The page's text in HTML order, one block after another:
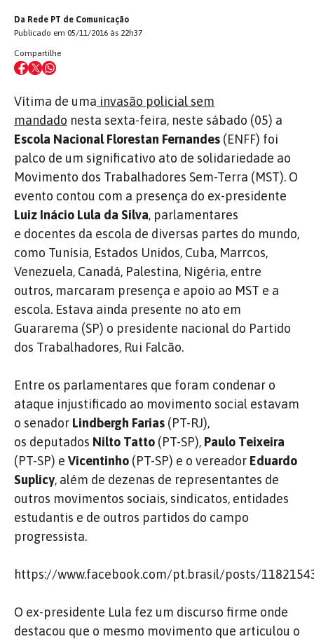
Da Rede PT de Comunicação
Publicado em 05/11/2016 às 22h37
Compartilhe
Vítima de uma invasão policial sem
mandado nesta sexta-feira, neste sábado (05) a
Escola Nacional Florestan Fernandes (ENFF) foi
palco de um significativo ato de solidariedade ao
Movimento dos Trabalhadores Sem-Terra (MST). O
evento contou com a presença do ex-presidente
Luiz Inácio Lula da Silva, parlamentares
e docentes da escola de diversas partes do mundo,
como Tunísia, Estados Unidos, Cuba, Marrcos,
Venezuela, Canadá, Palestina, Nigéria, entre
outros, marcaram presença e apoio ao MST e a
escola. Estava ainda presente no ato em
Guararema (SP) o presidente nacional do Partido
dos Trabalhadores, Rui Falcão.
Entre os parlamentares que foram condenar o
ataque injustificado ao movimento social estavam
o senador Lindbergh Farias (PT-RJ),
os deputados Nilto Tatto (PT-SP), Paulo Teixeira
(PT-SP) e Vicentinho (PT-SP) e o vereador Eduardo
Suplicy, além de dezenas de representantes de
outros movimentos sociais, sindicatos, entidades
estudantis e de outros partidos do campo
progressista.
https://www.facebook.com/pt.brasil/posts/
O ex-presidente Lula fez um discurso firme onde
destacou que o mesmo movimento que articulou o